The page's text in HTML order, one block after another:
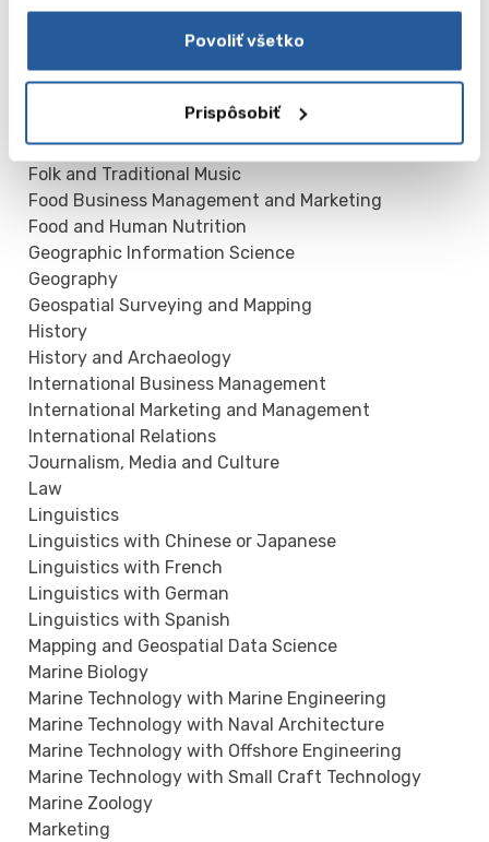
Povoliť všetko
Prispôsobiť
English Language
Environmental Science
Fine Art
Folk and Traditional Music
Food Business Management and Marketing
Food and Human Nutrition
Geographic Information Science
Geography
Geospatial Surveying and Mapping
History
History and Archaeology
International Business Management
International Marketing and Management
International Relations
Journalism, Media and Culture
Law
Linguistics
Linguistics with Chinese or Japanese
Linguistics with French
Linguistics with German
Linguistics with Spanish
Mapping and Geospatial Data Science
Marine Biology
Marine Technology with Marine Engineering
Marine Technology with Naval Architecture
Marine Technology with Offshore Engineering
Marine Technology with Small Craft Technology
Marine Zoology
Marketing